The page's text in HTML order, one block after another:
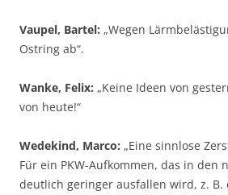
Vaupel, Bartel: „Wegen
Ostring ab“.
Wanke, Felix: „Keine Ideen von
von heute!“
Wedekind, Marco: „Eine sinnlose
Für ein PKW-Aufkommen, das in den
deutlich geringer ausfallen wird, z. B.